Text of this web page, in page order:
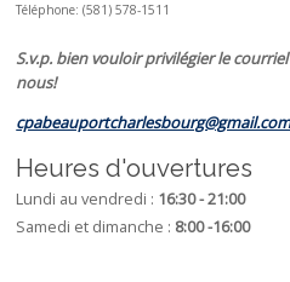
Téléphone: (581) 578-1511
S.v.p. bien vouloir privilégier le
nous!
Heures d'ouvertures
Lundi au vendredi : 16:30 - 21:00
Samedi et dimanche : 8:00 -16:00